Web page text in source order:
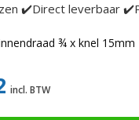
✔️Direct leverbaar
¾ x knel 15mm